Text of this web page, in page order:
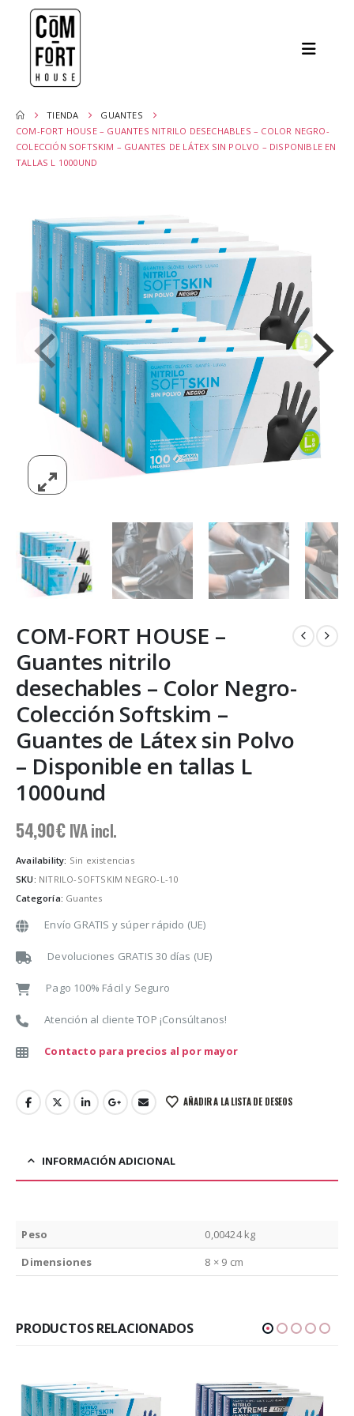
TIENDA
GUANTES
COM-FORT HOUSE – GUANTES NITRILO DESECHABLES – COLOR NEGRO-
COLECCIÓN SOFTSKIM – GUANTES DE LÁTEX SIN POLVO – DISPONIBLE EN
TALLAS L 1000UND
COM-FORT HOUSE –
Guantes nitrilo
desechables – Color Negro-
Colección Softskim –
Guantes de Látex sin Polvo
– Disponible en tallas L
1000und
54,90€ IVA incl.
Availability: Sin existencias
SKU: NITRILO-SOFTSKIM NEGRO-L-10
Categoría: Guantes
Envío GRATIS y súper rápido (UE)
Devoluciones GRATIS 30 días (UE)
Pago 100% Fácil y Seguro
Atención al cliente TOP ¡Consúltanos!
Contacto para precios al por mayor
AÑADIR A LA LISTA DE DESEOS
INFORMACIÓN ADICIONAL
Peso
0,00424 kg
Dimensiones
8 × 9 cm
PRODUCTOS RELACIONADOS